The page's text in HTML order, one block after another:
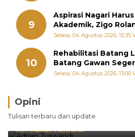
9
Aspirasi Nagari
Akademik, Zigo
Diperjuangkan di
Selasa, 04 Agustus 2026, 15:35
10
Rehabilitasi Batang
Batang Gawan
Rolanda Pastikan
Selasa, 04 Agustus 2026, 13:00
Opini
Tulisan terbaru dan update
Brasil Lebih Diunggulkan,
Punya Cara Membuat Kejutan
Oleh:Adrian Tuswandi